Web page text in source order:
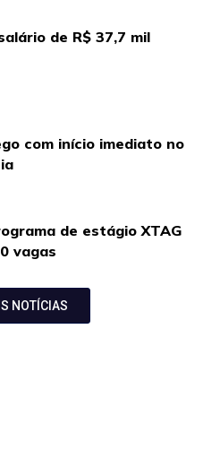
de R$ 37,7 mil
com início imediato no
de estágio XTAG
vagas
NOTÍCIAS